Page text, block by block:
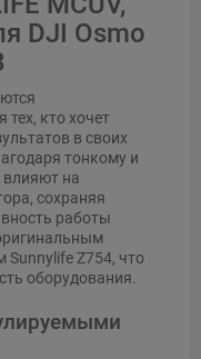
DJI Osmo
кто хочет
в своих
тонкому и
влияют на
сохраняя
работы
Z754, что
оборудования.